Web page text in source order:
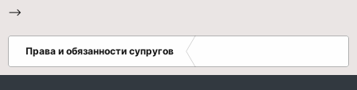
-->
Права и обязанности супругов